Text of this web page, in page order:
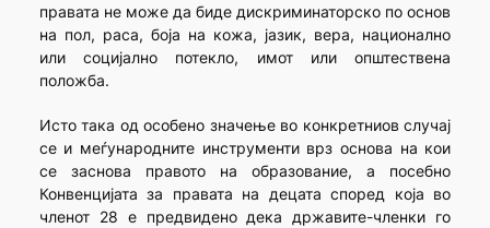
правата не може да биде дискриминаторско по основ
на пол, раса, боја на кожа, јазик, вера, национално
или социјално потекло, имот или општествена
положба.
Исто така од особено значење во конкретниов случај
се и меѓународните инструменти врз основа на кои
се заснова правото на образование, а посебно
Конвенцијата за правата на децата според која во
членот 28 е предвидено дека државите-членки го